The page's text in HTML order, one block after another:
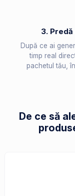
3.
După ce ai
timp real
pachetul tău,
De ce să